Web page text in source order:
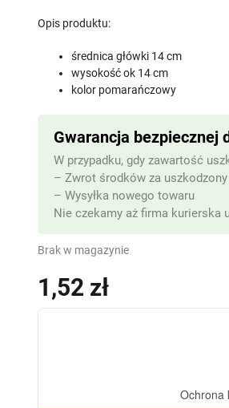
1,52 zł
Opis produktu:
średnica główki 14 cm
wysokość ok 14 cm
kolor pomarańczowy
Brak w magazynie
Gwarancja bezpiecznej
W przypadku, gdy zawartość
– Zwrot środków za
– Wysyłka nowego towaru
Nie czekamy aż firma kurierska